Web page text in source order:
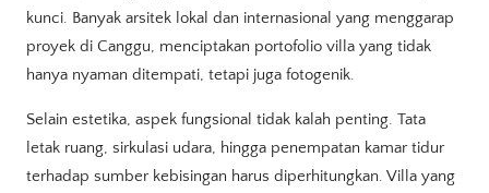
kunci. Banyak arsitek lokal dan internasional yang menggarap
proyek di Canggu, menciptakan portofolio villa yang tidak
hanya nyaman ditempati, tetapi juga fotogenik.
Selain estetika, aspek fungsional tidak kalah penting. Tata
letak ruang, sirkulasi udara, hingga penempatan kamar tidur
terhadap sumber kebisingan harus diperhitungkan. Villa yang